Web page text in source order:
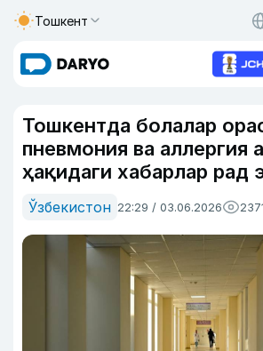
Тошкент
Тошкентда болалар
пневмония ва аллергия
ҳақидаги хабарлар рад
Ўзбекистон 22:29 / 03.06.2026